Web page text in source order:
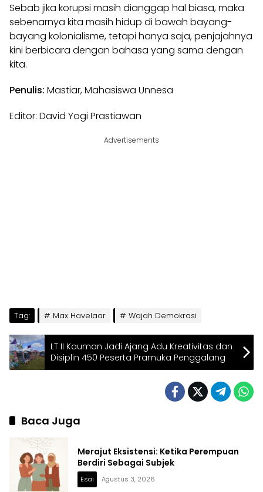
Sebab jika korupsi masih dianggap hal biasa, maka
sebenarnya kita masih hidup di bawah bayang-
bayang kolonialisme, tetapi hanya saja, penjajahnya
kini berbicara dengan bahasa yang sama dengan
kita.
Penulis: Mastiar, Mahasiswa Unnesa
Editor: David Yogi Prastiawan
Advertisements
Tag: Max Havelaar Wajah Demokrasi
LT II Kauman Jadi Ajang Adu Kreativitas dan
Disiplin 450 Peserta Pramuka Penggalang
Baca Juga
Merajut Eksistensi: Ketika Perempuan
Berdiri Sebagai Subjek
Esai Agustus 3, 2026